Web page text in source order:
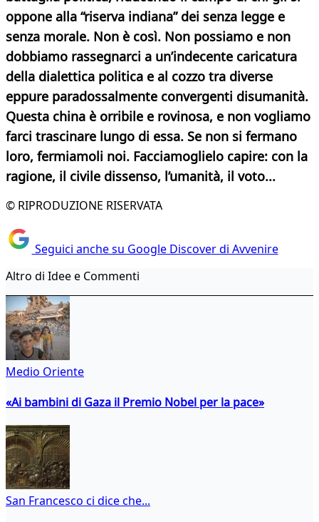
oppone alla “riserva indiana” dei senza legge e
senza morale. Non è così. Non possiamo e non
dobbiamo rassegnarci a un’indecente caricatura
della dialettica politica e al cozzo tra diverse
eppure paradossalmente convergenti disumanità.
Questa china è orribile e rovinosa, e non vogliamo
farci trascinare lungo di essa. Se non si fermano
loro, fermiamoli noi. Facciamoglielo capire: con la
ragione, il civile dissenso, l’umanità, il voto...
© RIPRODUZIONE RISERVATA
Seguici anche su Google Discover di Avvenire
Altro di Idee e Commenti
Medio Oriente
«Ai bambini di Gaza il Premio Nobel per la pace»
San Francesco ci dice che...